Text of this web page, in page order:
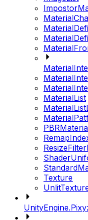
MaterialList
Texture